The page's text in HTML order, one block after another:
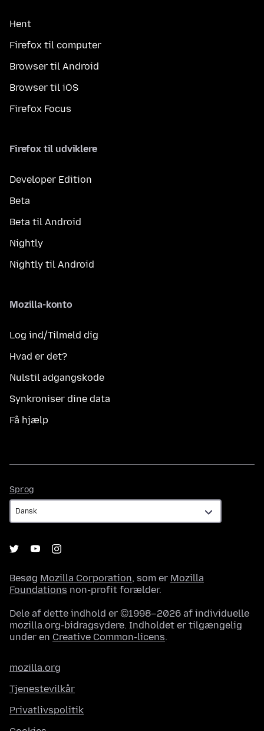
Hent
Firefox til computer
Browser til Android
Browser til iOS
Firefox Focus
Firefox til udviklere
Developer Edition
Beta
Beta til Android
Nightly
Nightly til Android
Mozilla-konto
Log ind/Tilmeld dig
Hvad er det?
Nulstil adgangskode
Synkroniser dine data
Få hjælp
Sprog
Besøg Mozilla Corporation, som er Mozilla
Foundations non-profit forælder.
Dele af dette indhold er ©1998–2026 af individuelle
mozilla.org-bidragsydere. Indholdet er tilgængelig
under en Creative Common-licens.
mozilla.org
Tjenestevilkår
Privatlivspolitik